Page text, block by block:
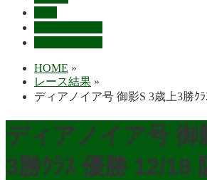
HOME »
レース結果 »
ディアノイア号 御影S 3歳上3勝ｸ
ディアノイア号 御
3勝ｸﾗｽ 優勝 12/18